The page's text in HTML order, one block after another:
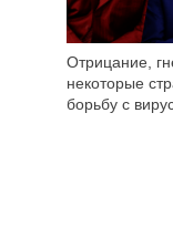
Отрицание,
некоторые
борьбу с